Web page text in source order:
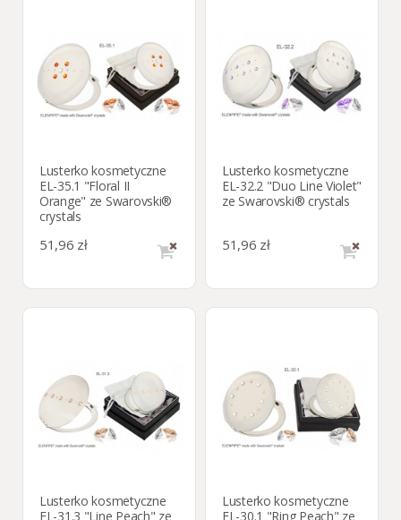
Lusterko kosmetyczne
EL-35.1 "Floral II
Orange" ze Swarovski®
crystals
51,96 zł
Lusterko kosmetyczne
EL-32.2 "Duo Line Violet"
ze Swarovski® crystals
51,96 zł
Lusterko kosmetyczne
EL-31.3 "Line Peach" ze
Lusterko kosmetyczne
EL-30.1 "Ring Peach" ze